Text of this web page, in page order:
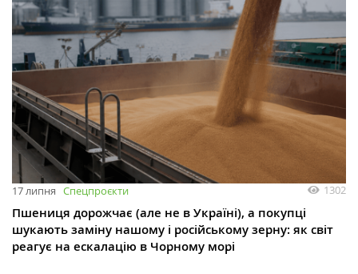
17 липня Спецпроєкти 1302
Пшениця дорожчає (але не в Україні), а покупці
шукають заміну нашому і російському зерну: як світ
реагує на ескалацію в Чорному морі